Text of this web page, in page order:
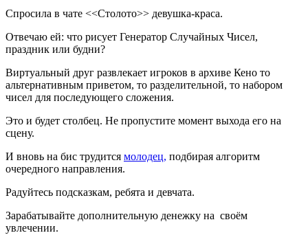
Спросила в чате <<Столото>> девушка-краса.
Отвечаю ей: что рисует Генератор Случайных Чисел,
праздник или будни?
Виртуальный друг развлекает игроков в архиве Кено то
альтернативным приветом, то разделительной, то набором
чисел для последующего сложения.
Это и будет столбец. Не пропустите момент выхода его на
сцену.
И вновь на бис трудится молодец, подбирая алгоритм
очередного направления.
Радуйтесь подсказкам, ребята и девчата.
Зарабатывайте дополнительную денежку на своём
увлечении.